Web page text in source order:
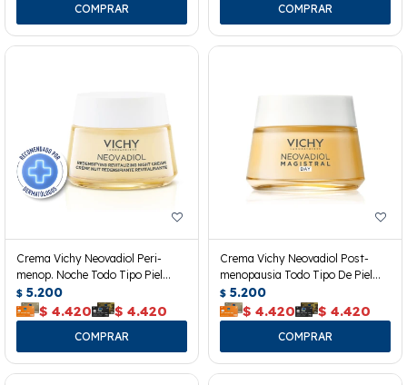
Crema Vichy Neovadiol Peri-
menop. Noche Todo Tipo Piel
50ml
$ 5.200
$ 4.420 $ 4.420
Crema Vichy Neovadiol Post-
menopausia Todo Tipo De Piel
50ml
$ 5.200
$ 4.420 $ 4.420